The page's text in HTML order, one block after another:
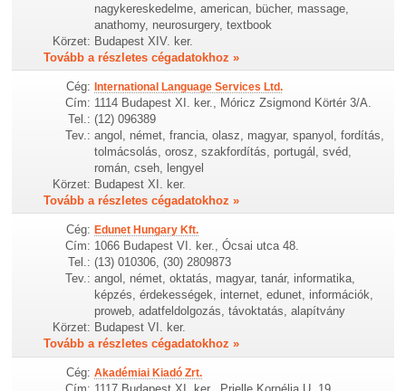
nagykereskedelme, american, bücher, massage,
anathomy, neurosurgery, textbook
Körzet: Budapest XIV. ker.
Tovább a részletes cégadatokhoz »
Cég: International Language Services Ltd.
Cím: 1114 Budapest XI. ker., Móricz Zsigmond Körtér 3/A.
Tel.: (12) 096389
Tev.: angol, német, francia, olasz, magyar, spanyol, fordítás,
tolmácsolás, orosz, szakfordítás, portugál, svéd,
román, cseh, lengyel
Körzet: Budapest XI. ker.
Tovább a részletes cégadatokhoz »
Cég: Edunet Hungary Kft.
Cím: 1066 Budapest VI. ker., Ócsai utca 48.
Tel.: (13) 010306, (30) 2809873
Tev.: angol, német, oktatás, magyar, tanár, informatika,
képzés, érdekességek, internet, edunet, információk,
proweb, adatfeldolgozás, távoktatás, alapítvány
Körzet: Budapest VI. ker.
Tovább a részletes cégadatokhoz »
Cég: Akadémiai Kiadó Zrt.